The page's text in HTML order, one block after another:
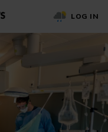
LOG IN